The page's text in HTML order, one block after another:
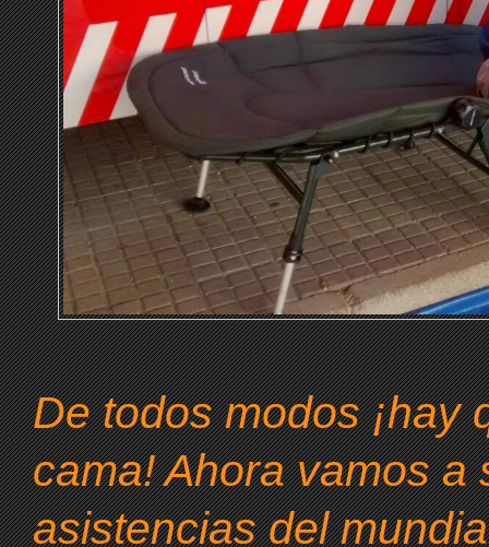
De todos modos ¡hay
cama! Ahora vamos a
asistencias del